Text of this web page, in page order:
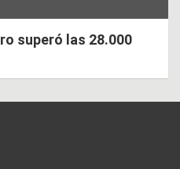
superó las 28.000